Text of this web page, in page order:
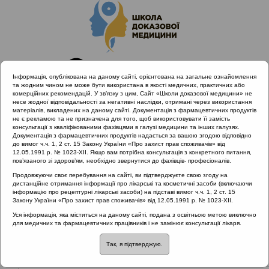
Головна
Матеріали за МКХ-11
22 Травми, отруєння та деякі інші наслідки впливів
зовнішніх причин
22 Травми, отруєння та деякі інші наслідки впливів зовнішніх
причин
Матеріали за МКХ-11:: ::22 Травми, отруєння
та деякі інші наслідки впливів зовнішніх
Інформація, опублікована на даному сайті, орієнтована на загальне ознайомлення
та жодним чином не може бути використана в якості медичних, практичних або
комерційних рекомендацій. У зв’язку з цим, Сайт «Школи доказової медицини» не
несе жодної відповідальності за негативні наслідки, отримані через використання
матеріалів, викладених на даному сайті. Документація з фармацевтичних продуктів
не є рекламою та не призначена для того, щоб використовувати її замість
консультації з кваліфікованими фахівцями в галузі медицини та інших галузях.
Документація з фармацевтичних продуктів надається за вашою згодою відповідно
до вимог ч.ч. 1, 2 ст. 15 Закону України «Про захист прав споживачів» від
12.05.1991 р. № 1023-XII. Якщо вам потрібна консультація з конкретного питання,
пов’язаного зі здоров’ям, необхідно звернутися до фахівців- професіоналів.
Продовжуючи своє перебування на сайті, ви підтверджуєте свою згоду на
дистанційне отримання інформації про лікарські та косметичні засоби (включаючи
інформацію про рецептурні лікарські засоби) на підставі вимог ч.ч. 1, 2 ст. 15
Закону України «Про захист прав споживачів» від 12.05.1991 р. № 1023-XII.
Уся інформація, яка міститься на даному сайті, подана з освітньою метою виключно
для медичних та фармацевтичних працівників і не замінює консультації лікаря.
Так, я підтверджую.